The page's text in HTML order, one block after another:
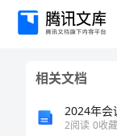
镇
相关文档
2阅读 0收藏